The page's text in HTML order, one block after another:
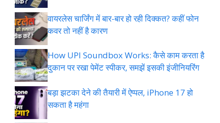
वायरलेस चार्जिंग में बार-बार हो रही दिक्कत? कहीं फोन
कवर तो नहीं है कारण
How UPI Soundbox Works: कैसे काम करता है
दुकान पर रखा पेमेंट स्पीकर, समझें इसकी इंजीनियरिंग
बड़ा झटका देने की तैयारी में ऐप्पल, iPhone 17 हो
सकता है महंगा